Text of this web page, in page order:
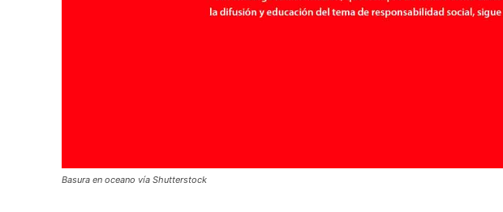
Basura en oceano vía Shutterstock